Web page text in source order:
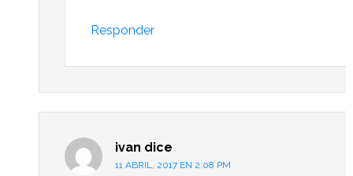
Responder
ivan dice
11 ABRIL, 2017 EN 2:08 PM